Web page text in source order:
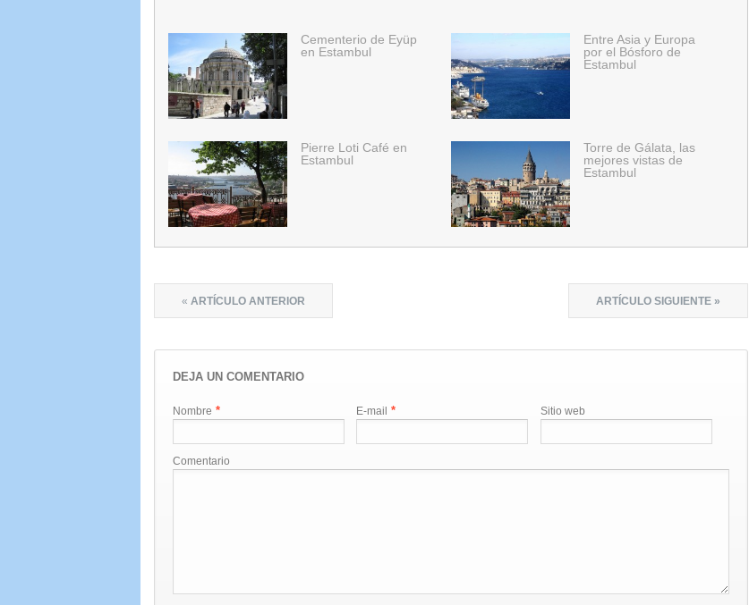
Cementerio de Eyüp
en Estambul
Entre Asia y Europa
por el Bósforo de
Estambul
Pierre Loti Café en
Estambul
Torre de Gálata, las
mejores vistas de
Estambul
« ARTÍCULO ANTERIOR ARTÍCULO SIGUIENTE »
DEJA UN COMENTARIO
Nombre * E-mail * Sitio web
Comentario